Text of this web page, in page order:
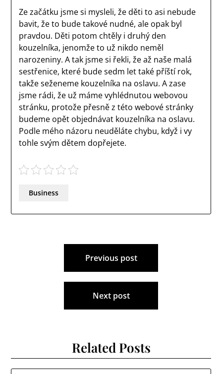
Ze začátku jsme si mysleli, že děti to asi nebude
bavit, že to bude takové nudné, ale opak byl
pravdou. Děti potom chtěly i druhý den
kouzelníka, jenomže to už nikdo neměl
narozeniny. A tak jsme si řekli, že až naše malá
sestřenice, které bude sedm let také příští rok,
takže seženeme kouzelníka na oslavu. A zase
jsme rádi, že už máme vyhlédnutou webovou
stránku, protože přesně z této webové stránky
budeme opět objednávat kouzelníka na oslavu.
Podle mého názoru neuděláte chybu, když i vy
tohle svým dětem dopřejete.
Business
příspěvek
Previous post
Next post
Related Posts